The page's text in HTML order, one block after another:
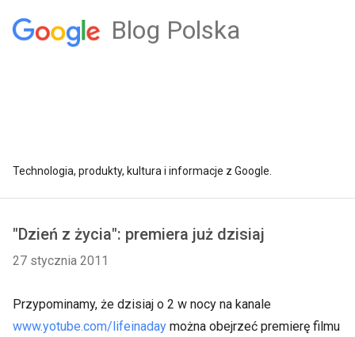
Blog Polska
Technologia, produkty, kultura i informacje z Google.
"Dzień z życia": premiera już dzisiaj
27 stycznia 2011
Przypominamy, że dzisiaj o 2 w nocy na kanale
www.yotube.com/lifeinaday można obejrzeć premierę filmu